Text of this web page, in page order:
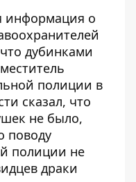
информация о
дубинками
полиции в
сказал, что
не было,
поводу
полиции не
драки